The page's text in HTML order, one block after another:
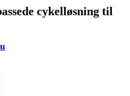
cykelløsning til